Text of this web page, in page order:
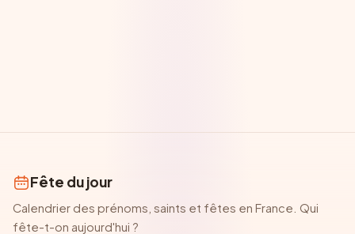
Fête du jour
Calendrier des prénoms, saints et fêtes en France. Qui
fête-t-on aujourd'hui ?